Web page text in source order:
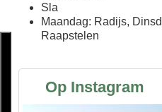
Sla
Maandag: Radijs,
Raapstelen
Op Instagram